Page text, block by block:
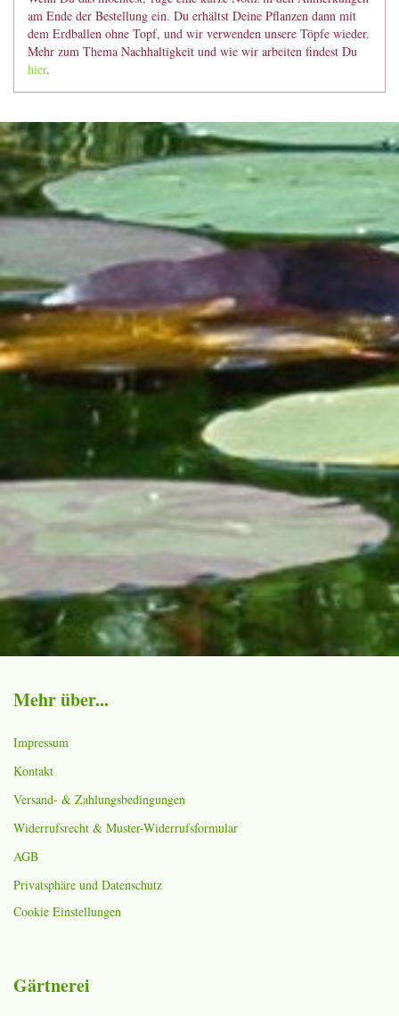
am Ende der Bestellung ein. Du erhältst Deine Pflanzen dann mit
dem Erdballen ohne Topf, und wir verwenden unsere Töpfe wieder.
Mehr zum Thema Nachhaltigkeit und wie wir arbeiten findest Du
hier.
Mehr über...
Impressum
Kontakt
Versand- & Zahlungsbedingungen
Widerrufsrecht & Muster-Widerrufsformular
AGB
Privatsphäre und Datenschutz
Cookie Einstellungen
Gärtnerei